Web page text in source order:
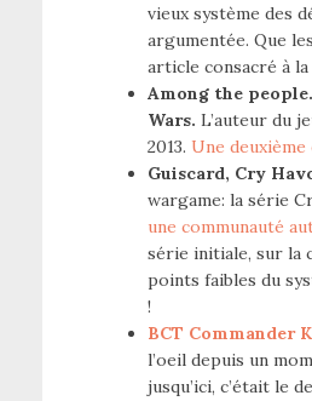
vieux système des
argumentée. Que
article consacré à
Among the
Wars. L’auteur du
2013. Une deuxième
Guiscard, Cry
wargame: la série
une communauté
série initiale, sur la
points faibles du
!
BCT Commander
l’oeil depuis un
jusqu’ici, c’était le